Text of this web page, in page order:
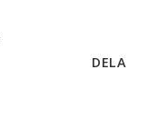
DELA